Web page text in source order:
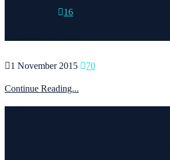
16
1 November 2015 70
Continue Reading...